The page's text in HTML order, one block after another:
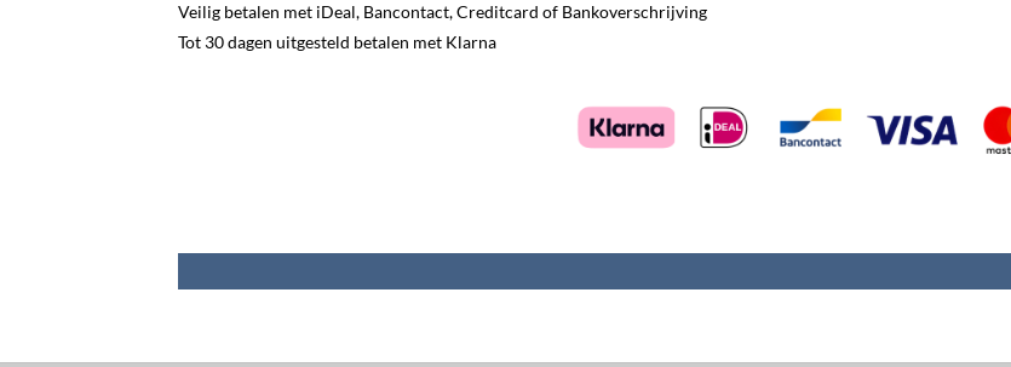
Veilig betalen met iDeal, Bancontact, Creditcard of Bankoverschrijving
Tot 30 dagen uitgesteld betalen met Klarna